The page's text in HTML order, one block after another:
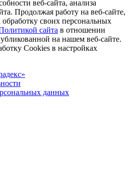
веб-сайта, анализа
Продолжая работу на веб-сайте,
обработку своих персональных
сайта в отношении
на нашем веб-сайте.
Cookies в настройках
данных